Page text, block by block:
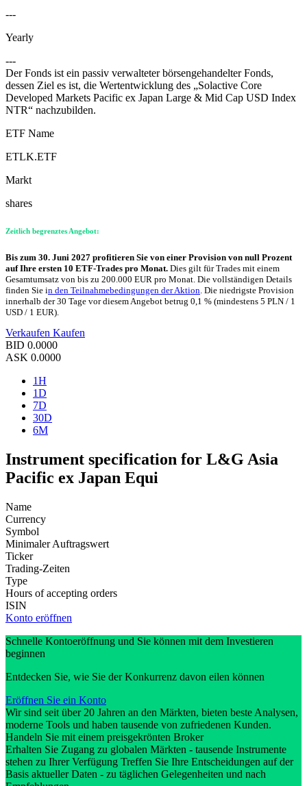
---
Yearly
---
Der Fonds ist ein passiv verwalteter börsengehandelter Fonds,
dessen Ziel es ist, die Wertentwicklung des „Solactive Core
Developed Markets Pacific ex Japan Large & Mid Cap USD Index
NTR“ nachzubilden.
ETF Name
ETLK.ETF
Markt
shares
Zeitlich begrenztes Angebot:
Bis zum 30. Juni 2027 profitieren Sie von einer Provision von null Prozent
auf Ihre ersten 10 ETF-Trades pro Monat. Dies gilt für Trades mit einem
Gesamtumsatz von bis zu 200.000 EUR pro Monat. Die vollständigen Details
finden Sie in den Teilnahmebedingungen der Aktion. Die niedrigste Provision
innerhalb der 30 Tage vor diesem Angebot betrug 0,1 % (mindestens 5 PLN / 1
USD / 1 EUR).
Verkaufen Kaufen
BID 0.0000
ASK 0.0000
1H
1D
7D
30D
6M
Instrument specification for L&G Asia
Pacific ex Japan Equi
Name
Currency
Symbol
Minimaler Auftragswert
Ticker
Trading-Zeiten
Type
Hours of accepting orders
ISIN
Konto eröffnen
Schnelle Kontoeröffnung und Sie können mit dem Investieren
beginnen
Entdecken Sie, wie Sie der Konkurrenz davon eilen können
Eröffnen Sie ein Konto
Wir sind seit über 20 Jahren an den Märkten, bieten beste Analysen,
moderne Tools und haben tausende von zufriedenen Kunden.
Handeln Sie mit einem preisgekrönten Broker
Erhalten Sie Zugang zu globalen Märkten - tausende Instrumente
stehen zu Ihrer Verfügung Treffen Sie Ihre Entscheidungen auf der
Basis aktueller Daten - zu täglichen Gelegenheiten und nach